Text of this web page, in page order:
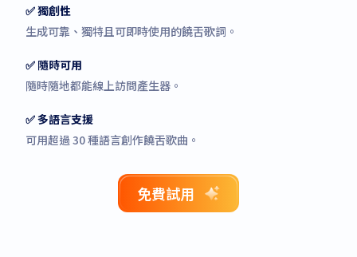
✅ 獨創性
生成可靠、獨特且可即時使用的饒舌歌詞。
✅ 隨時可用
隨時隨地都能線上訪問產生器。
✅ 多語言支援
可用超過 30 種語言創作饒舌歌曲。
免費試用